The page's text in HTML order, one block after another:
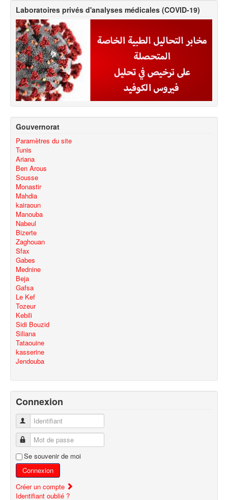
Laboratoires privés d'analyses médicales (COVID-19)
Gouvernorat
Paramètres du site
Tunis
Ariana
Ben Arous
Sousse
Monastir
Mahdia
kairaoun
Manouba
Nabeul
Bizerte
Zaghouan
Sfax
Gabes
Mednine
Beja
Gafsa
Le Kef
Tozeur
Kebili
Sidi Bouzid
Siliana
Tataouine
kasserine
Jendouba
Connexion
Identifiant
Mot de passe
Se souvenir de moi
Connexion
Créer un compte
Identifiant oublié ?